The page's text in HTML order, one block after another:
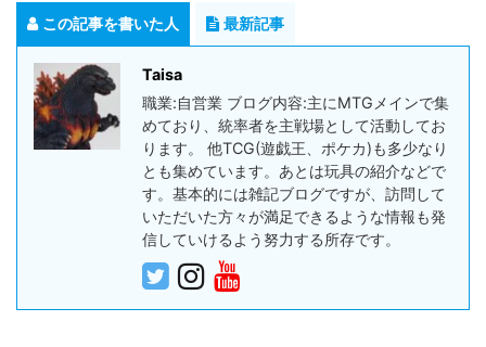
この記事を書いた人 最新記事
Taisa
職業:自営業 ブログ内容:主にMTGメインで集
めており、統率者を主戦場として活動してお
ります。 他TCG(遊戯王、ポケカ)も多少なり
とも集めています。あとは玩具の紹介などで
す。基本的には雑記ブログですが、訪問して
いただいた方々が満足できるような情報も発
信していけるよう努力する所存です。